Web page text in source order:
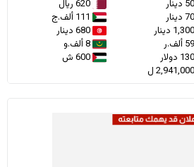
620 ريال
111 ألف.ج
680 دينار
8 ألف.و
600 ش